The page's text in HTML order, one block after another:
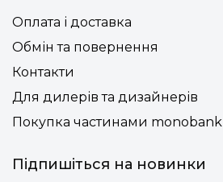
Оплата і доставка
Обмін та повернення
Контакти
Для дилерів та дизайнерів
Покупка частинами monobank
Підпишіться на новинки